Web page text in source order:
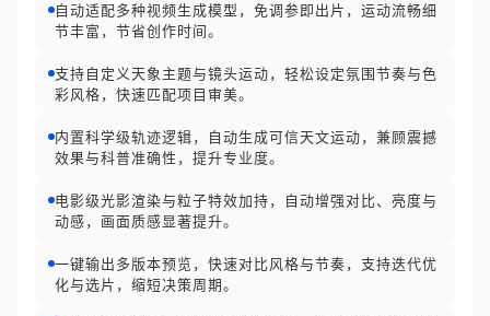
自动适配多种视频生成模型，免调参即出片，运动流畅细
节丰富，节省创作时间。
支持自定义天象主题与镜头运动，轻松设定氛围节奏与色
彩风格，快速匹配项目审美。
内置科学级轨迹逻辑，自动生成可信天文运动，兼顾震撼
效果与科普准确性，提升专业度。
电影级光影渲染与粒子特效加持，自动增强对比、亮度与
动感，画面质感显著提升。
一键输出多版本预览，快速对比风格与节奏，支持迭代优
化与选片，缩短决策周期。